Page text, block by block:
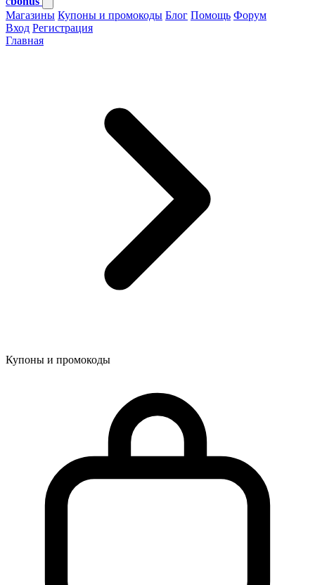
Магазины Купоны и промокоды Блог Помощь Форум
Вход Регистрация
Главная
Купоны и промокоды